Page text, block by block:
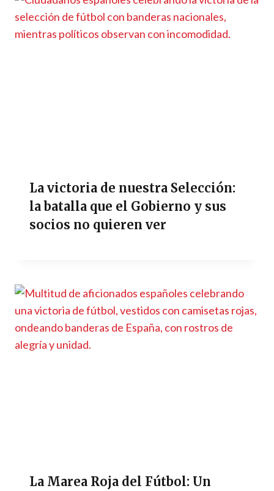
La victoria de nuestra Selección:
la batalla que el Gobierno y sus
socios no quieren ver
La Marea Roja del Fútbol: Un